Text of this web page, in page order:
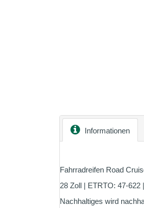
Informationen
Fahrradreifen Road
28 Zoll | ETRTO: 47-
Nachhaltiges wird